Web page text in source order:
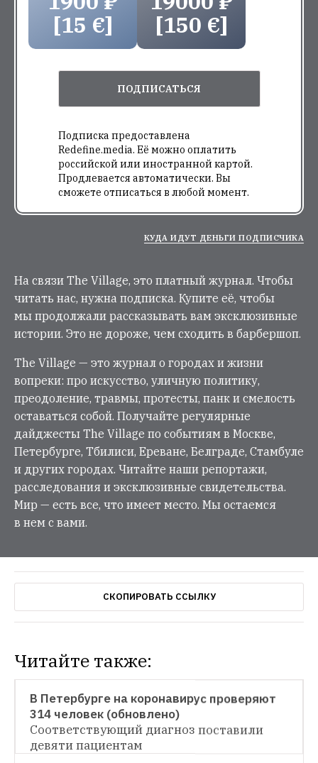
[15 €]
[150 €]
ПОДПИСАТЬСЯ
Подписка предоставлена
Redefine.media. Её можно оплатить
российской или иностранной картой.
Продлевается автоматически. Вы
сможете отписаться в любой момент.
КУДА ИДУТ ДЕНЬГИ ПОДПИСЧИКА
На связи The Village, это платный журнал. Чтобы
читать нас, нужна подписка. Купите её, чтобы
мы продолжали рассказывать вам эксклюзивные
истории. Это не дороже, чем сходить в барбершоп.
The Village — это журнал о городах и жизни
вопреки: про искусство, уличную политику,
преодоление, травмы, протесты, панк и смелость
оставаться собой. Получайте регулярные
дайджесты The Village по событиям в Москве,
Петербурге, Тбилиси, Ереване, Белграде, Стамбуле
и других городах. Читайте наши репортажи,
расследования и эксклюзивные свидетельства.
Мир — есть все, что имеет место. Мы остаемся
в нем с вами.
СКОПИРОВАТЬ ССЫЛКУ
Читайте также:
НОВОСТИ
Из Боткинской больницы выписали
НОВОСТИ
В Петербурге на коронавирус проверяют
314 человек (обновлено)
Соответствующий диагноз поставили
девяти пациентам